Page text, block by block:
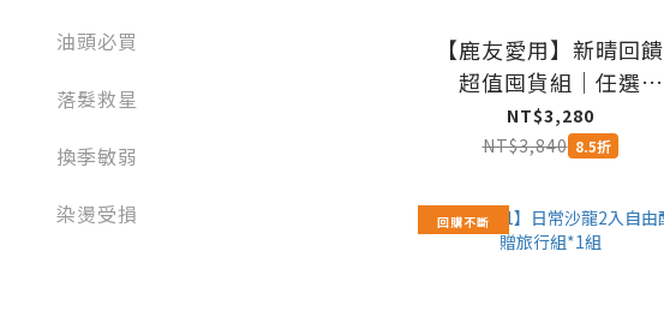
油頭必買
落髮救星
換季敏弱
染燙受損
【鹿友愛用】新晴回饋
超值囤貨組｜任選
600ml×3入
NT$3,280
NT$3,840 8.5折
回購不斷